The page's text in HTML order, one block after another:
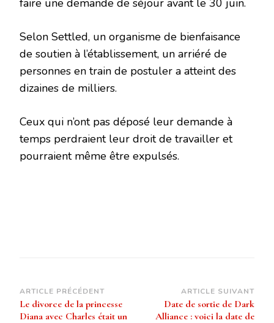
faire une demande de séjour avant le 30 juin.
Selon Settled, un organisme de bienfaisance
de soutien à l’établissement, un arriéré de
personnes en train de postuler a atteint des
dizaines de milliers.
Ceux qui n’ont pas déposé leur demande à
temps perdraient leur droit de travailler et
pourraient même être expulsés.
Navigation
d’article
ARTICLE PRÉCÉDENT
Le divorce de la princesse
Diana avec Charles était un
ARTICLE SUIVANT
Date de sortie de Dark
Alliance : voici la date de